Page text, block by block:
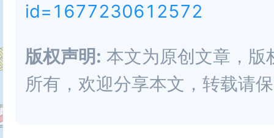
id=1677230612572
版权声明: 本文为原创文章，
所有，欢迎分享本文，转载请